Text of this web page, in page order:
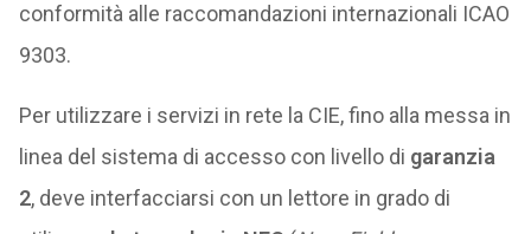
conformità alle raccomandazioni internazionali ICAO
9303.
Per utilizzare i servizi in rete la CIE, fino alla messa in
linea del sistema di accesso con livello di garanzia
2, deve interfacciarsi con un lettore in grado di